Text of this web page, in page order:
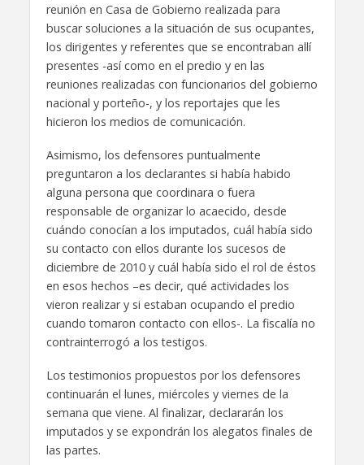
reunión en Casa de Gobierno realizada para
buscar soluciones a la situación de sus ocupantes,
los dirigentes y referentes que se encontraban allí
presentes -así como en el predio y en las
reuniones realizadas con funcionarios del gobierno
nacional y porteño-, y los reportajes que les
hicieron los medios de comunicación.
Asimismo, los defensores puntualmente
preguntaron a los declarantes si había habido
alguna persona que coordinara o fuera
responsable de organizar lo acaecido, desde
cuándo conocían a los imputados, cuál había sido
su contacto con ellos durante los sucesos de
diciembre de 2010 y cuál había sido el rol de éstos
en esos hechos –es decir, qué actividades los
vieron realizar y si estaban ocupando el predio
cuando tomaron contacto con ellos-. La fiscalía no
contrainterrogó a los testigos.
Los testimonios propuestos por los defensores
continuarán el lunes, miércoles y viernes de la
semana que viene. Al finalizar, declararán los
imputados y se expondrán los alegatos finales de
las partes.